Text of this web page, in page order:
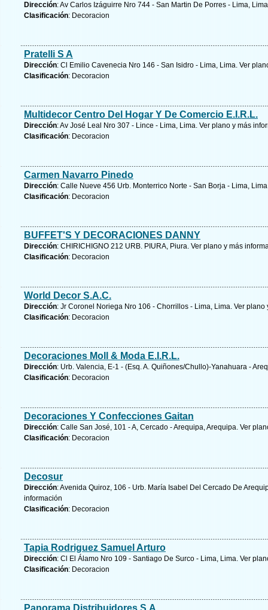
Dirección: Av Carlos Izáguirre Nro 744 - San Martin De Porres - Lima,
Clasificación: Decoracion
Pratelli S A
Dirección: Cl Emilio Cavenecia Nro 146 - San Isidro - Lima, Lima. Ver
Clasificación: Decoracion
Multidecor Centro Del Hogar Y De Comercio E.I.R.L.
Dirección: Av José Leal Nro 307 - Lince - Lima, Lima. Ver plano y más
Clasificación: Decoracion
Carmen Navarro Pinedo
Dirección: Calle Nueve 456 Urb. Monterrico Norte - San Borja - Lima,
Clasificación: Decoracion
BUFFET'S Y DECORACIONES DANNY
Dirección: CHIRICHIGNO 212 URB. PIURA, Piura. Ver plano y más
Clasificación: Decoracion
World Decor S.A.C.
Dirección: Jr Coronel Noriega Nro 106 - Chorrillos - Lima, Lima. Ver plano
Clasificación: Decoracion
Decoraciones Moll & Moda E.I.R.L.
Dirección: Urb. Valencia, E-1 - (Esq. A. Quiñones/Chullo)-Yanahuara -
Clasificación: Decoracion
Decoraciones Y Confecciones Gaitan
Dirección: Calle San José, 101 - A, Cercado - Arequipa, Arequipa. Ver
Clasificación: Decoracion
Decosur
Dirección: Avenida Quiroz, 106 - Urb. María Isabel Del Cercado De
información
Clasificación: Decoracion
Tapia Rodriguez Samuel Arturo
Dirección: Cl El Álamo Nro 109 - Santiago De Surco - Lima, Lima. Ver
Clasificación: Decoracion
Panorama Distribuidores S.A.